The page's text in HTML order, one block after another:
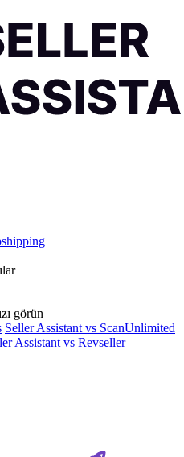
görün
Seller Assistant vs ScanUnlimited
Assistant vs Revseller